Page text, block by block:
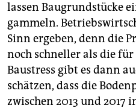
lassen Baugrundstücke
gammeln.
Sinn ergeben, denn die
noch schneller als die
Baustress gibt es dann
schätzen, dass die
zwischen 2013 und 2017